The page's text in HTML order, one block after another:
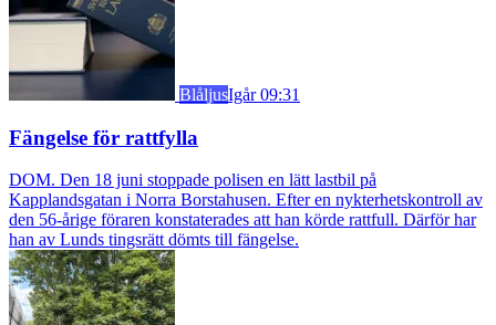
BlåljusIgår 09:31
Fängelse för rattfylla
DOM. Den 18 juni stoppade polisen en lätt lastbil på
Kapplandsgatan i Norra Borstahusen. Efter en nykterhetskontroll av
den 56-årige föraren konstaterades att han körde rattfull. Därför har
han av Lunds tingsrätt dömts till fängelse.